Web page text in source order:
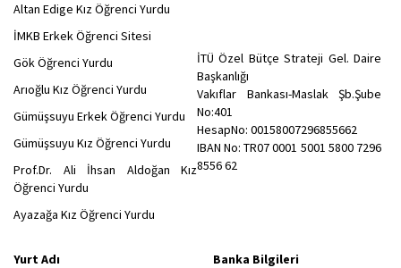
Altan Edige Kız Öğrenci Yurdu
İTÜ Özel Bütçe Strateji Gel. Daire
Başkanlığı
Vakıflar Bankası-Maslak Şb.Şube
No:401
HesapNo: 00158007296855662
IBAN No: TR07 0001 5001 5800 7296
8556 62
İMKB Erkek Öğrenci Sitesi
Gök Öğrenci Yurdu
Arıoğlu Kız Öğrenci Yurdu
Gümüşsuyu Erkek Öğrenci Yurdu
Gümüşsuyu Kız Öğrenci Yurdu
Prof.Dr. Ali İhsan Aldoğan Kız
Öğrenci Yurdu
Ayazağa Kız Öğrenci Yurdu
Yurt Adı Banka Bilgileri